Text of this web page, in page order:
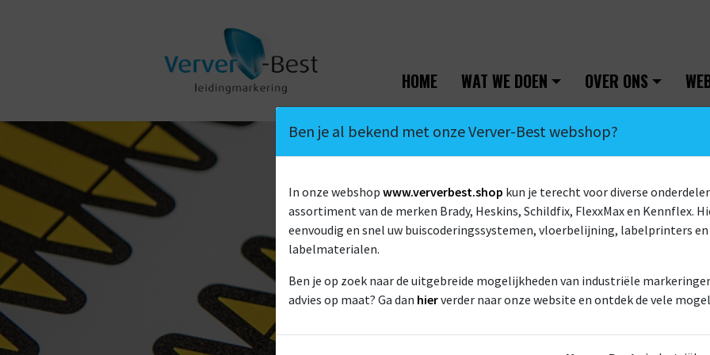
Ben je al bekend met onze Verver-Best webshop?
In onze webshop www.ververbest.shop kun je terecht voor diverse
assortiment van de merken Brady, Heskins, Schildfix, FlexxMax en Kennflex.
eenvoudig en snel uw buiscoderingssystemen, vloerbelijning, labelprinters en
labelmaterialen.
Ben je op zoek naar de uitgebreide mogelijkheden van industriële
advies op maat? Ga dan hierverder naar onze website en ontdek de vele
HOME WAT WE DOEN OVER ONS
LEIDINGMERKERS